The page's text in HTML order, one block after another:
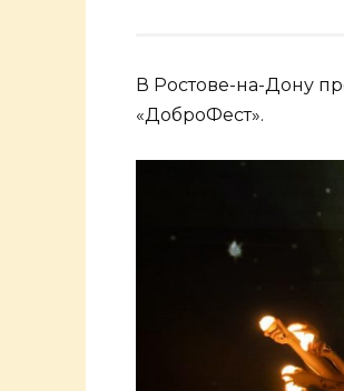
В Ростове-на-Дону
«ДоброФест».